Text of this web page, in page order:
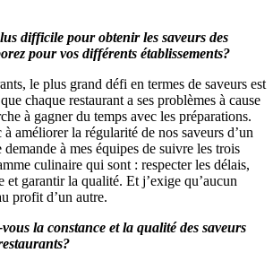
difficile pour obtenir les saveurs des
pour vos différents établissements?
le plus grand défi en termes de saveurs est
chaque restaurant a ses problèmes à cause
à gagner du temps avec les préparations.
améliorer la régularité de nos saveurs d’un
demande à mes équipes de suivre les trois
culinaire qui sont : respecter les délais,
et garantir la qualité. Et j’exige qu’aucun
profit d’un autre.
la constance et la qualité des saveurs